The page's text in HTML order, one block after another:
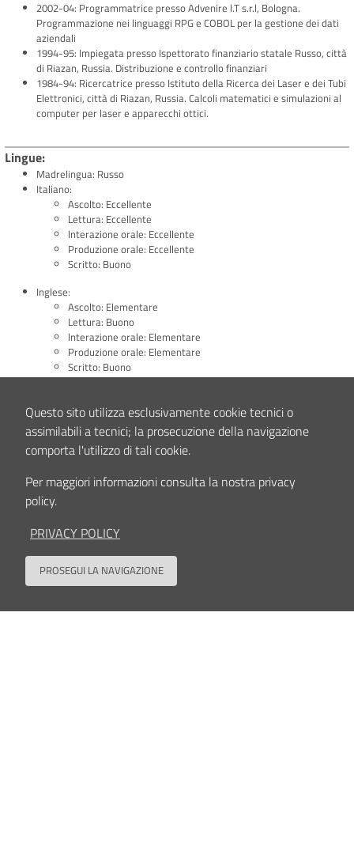
2002-04: Programmatrice presso Advenire l.T s.r.l, Bologna.
Programmazione nei linguaggi RPG e COBOL per la gestione dei dati
aziendali
1994-95: Impiegata presso Ispettorato finanziario statale Russo, città
di Riazan, Russia. Distribuzione e controllo finanziari
1984-94: Ricercatrice presso Istituto della Ricerca dei Laser e dei Tubi
Elettronici, città di Riazan, Russia. Calcoli matematici e simulazioni al
computer per laser e apparecchi ottici.
Lingue
Madrelingua: Russo
Italiano:
Ascolto: Eccellente
Lettura: Eccellente
lnterazione orale: Eccellente
Produzione orale: Eccellente
Scritto: Buono
Inglese:
Ascolto: Elementare
Lettura: Buono
lnterazione orale: Elementare
Produzione orale: Elementare
Scritto: Buono
Ascolto: Elementare
Lettura: Elementare
Interazione orale: Elementare
Produzione orale: Elementare
Tecnologie
Conoscenza dei principali programmi di Microsoft Office.
Programmazione nei linguaggi:
C (corso MyRES)
RPG (corso lFOA )
Questo sito utilizza esclusivamente cookie tecnici o
assimilabili a tecnici; la prosecuzione della navigazione
comporta l'utilizzo di tali cookie.
Per maggiori informazioni consulta la nostra privacy
policy.
PRIVACY POLICY
PROSEGUI LA NAVIGAZIONE